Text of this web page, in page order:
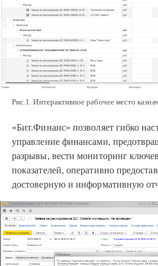
Рис.1. Интерактивное рабочее место
«Бит.Финанс» позволяет гибко
управление финансами,
разрывы, вести мониторинг
показателей, оперативно
достоверную и информативную